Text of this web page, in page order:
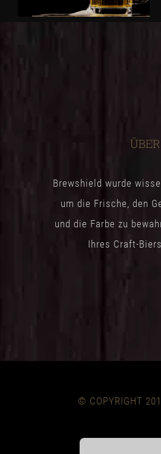
Brewshield wurde
um die Frische, den
und die Farbe zu
Ihres Craft-
© COPYRIGHT